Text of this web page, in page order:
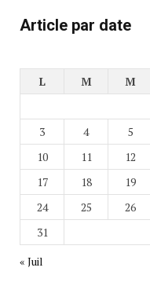
Article par date
L
M M
3
4 5
10
11 12
17
18 19
24
25 26
31
« Juil